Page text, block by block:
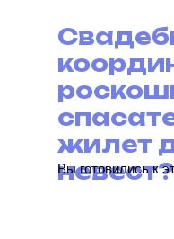
жилет
невест?
Вы готовились к